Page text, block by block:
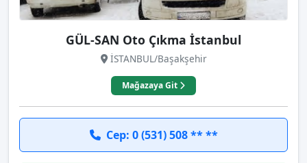
GÜL-SAN Oto Çıkma İstanbul
İSTANBUL/Başakşehir
Mağazaya Git
Cep: 0 (531) 508 ** **